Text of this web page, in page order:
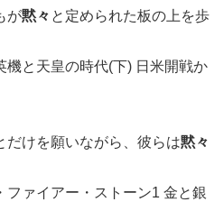
が黙々 と定められた板の上を歩
機と天皇の時代(下) 日米開戦か
だけを願いながら、彼らは黙々
ファイアー・ストーン1 金と銀